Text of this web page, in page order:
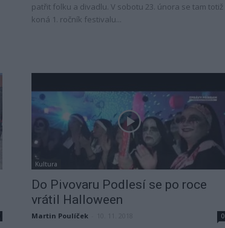
patřit folku a divadlu. V sobotu 23. února se tam totiž
koná 1. ročník festivalu...
Kultura
Do Pivovaru Podlesí se po roce
vrátil Halloween
Martin Poulíček 0